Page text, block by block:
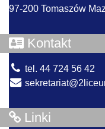
97-200 Tomaszów
Kontakt
tel. 44 724 56 42
Linki